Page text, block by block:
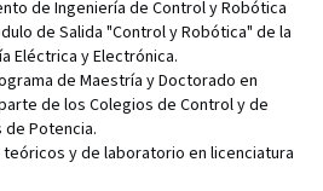
de Ingeniería de Control y Robótica
de Salida "Control y Robótica" de la
Eléctrica y Electrónica.
de Maestría y Doctorado en
de los Colegios de Control y de
Potencia.
y de laboratorio en licenciatura